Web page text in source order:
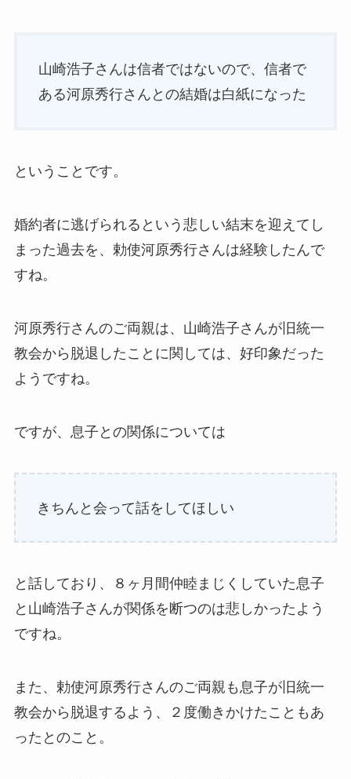
山崎浩子さんは信者ではないので、信者で
ある河原秀行さんとの結婚は白紙になった
ということです。
婚約者に逃げられるという悲しい結末を迎えてし
まった過去を、勅使河原秀行さんは経験したんで
すね。
河原秀行さんのご両親は、山崎浩子さんが旧統一
教会から脱退したことに関しては、好印象だった
ようですね。
ですが、息子との関係については
きちんと会って話をしてほしい
と話しており、８ヶ月間仲睦まじくしていた息子
と山崎浩子さんが関係を断つのは悲しかったよう
ですね。
また、勅使河原秀行さんのご両親も息子が旧統一
教会から脱退するよう、２度働きかけたこともあ
ったとのこと。